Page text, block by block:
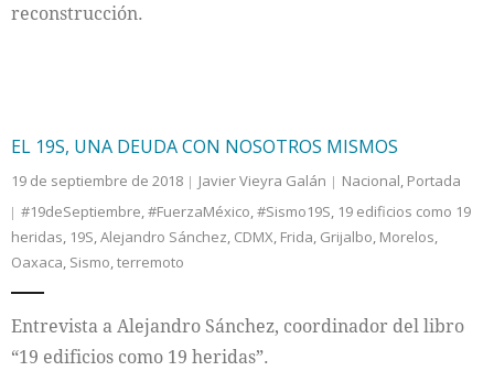
reconstrucción.
EL 19S, UNA DEUDA CON NOSOTROS MISMOS
19 de septiembre de 2018 Javier Vieyra Galán Nacional, Portada
#19deSeptiembre,#FuerzaMéxico,#Sismo19S, 19 edificios como 19
heridas, 19S,Alejandro Sánchez, CDMX, Frida, Grijalbo, Morelos,
Oaxaca, Sismo,terremoto
Entrevista a Alejandro Sánchez, coordinador del libro
“19 edificios como 19 heridas”.